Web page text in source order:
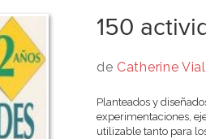
150
de Catherine
Planteados y
experimentaciones,
utilizable tanto para